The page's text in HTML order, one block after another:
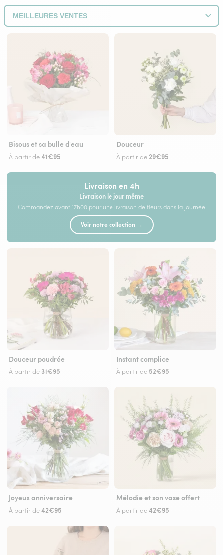
Bisous et sa bulle d'eau
À partir de41€95
Douceur
À partir de 29€95
Livraison en 4h
Livraison le jour même
Commandez avant 17h00 pour une livraison de fleurs dans la journée
Voir notre collection →
Douceur poudrée
À partir de 31€95
Instant complice
À partir de 52€95
Joyeux anniversaire
À partir de42€95
Mélodie et son vase offert
À partir de42€95